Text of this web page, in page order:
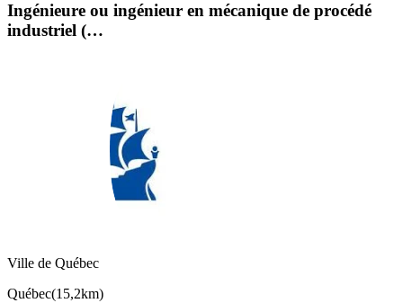
Ingénieure ou ingénieur en mécanique de procédé
industriel (…
Ville de Québec
Québec(15,2km)